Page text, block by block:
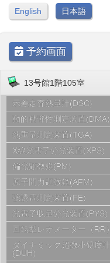
English 日本語
予約画面
13号館1階105室
示差走査熱量計(DSC)
動的粘弾性測定装置(DMA)
熱重量測定装置(TGA)
X線光電子分光装置(XPS)
偏光顕微鏡(PM)
原子間力顕微鏡(AFM)
強誘電測定装置(FE)
光電子収量分光装置(PYS)
回転型レオメーター（RR）
ダイナミック超微小硬度計
(DUH)